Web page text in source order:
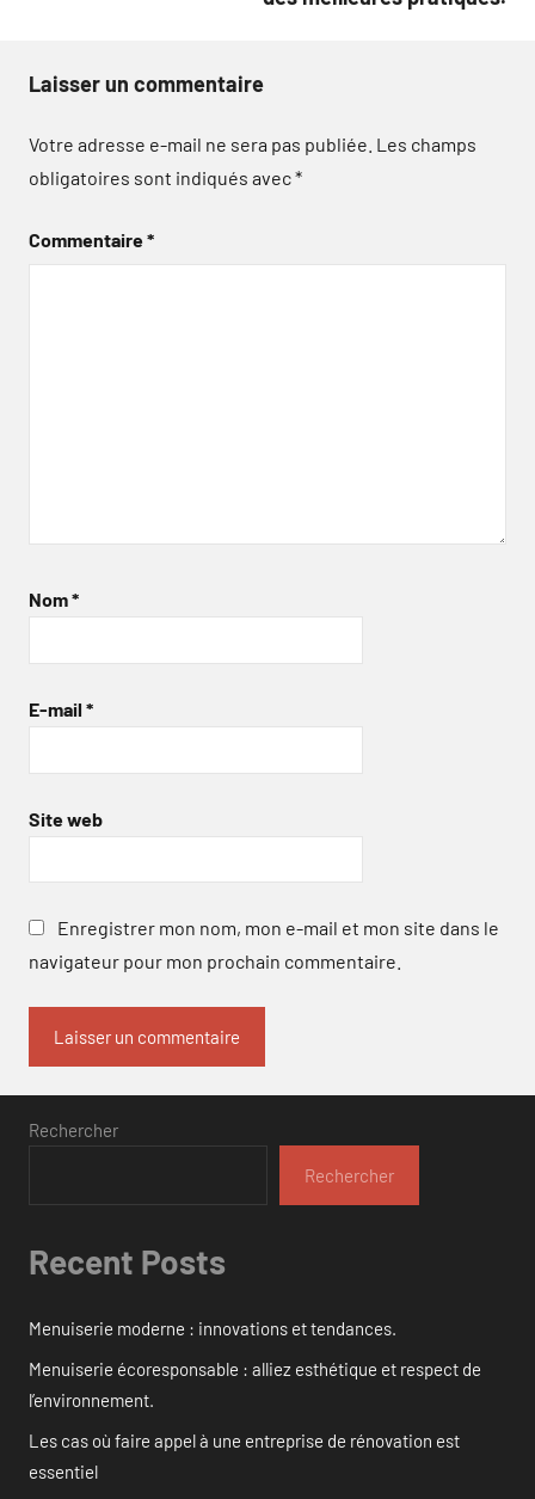
Laisser un commentaire
Votre adresse e-mail ne sera pas publiée. Les champs
obligatoires sont indiqués avec*
Commentaire*
Nom*
E-mail *
Site web
Enregistrer mon nom, mon e-mail et mon site dans le
navigateur pour mon prochain commentaire.
Rechercher
Rechercher
Recent Posts
Menuiserie moderne : innovations et tendances.
Menuiserie écoresponsable : alliez esthétique et respect de
l’environnement.
Les cas où faire appel à une entreprise de rénovation est
essentiel